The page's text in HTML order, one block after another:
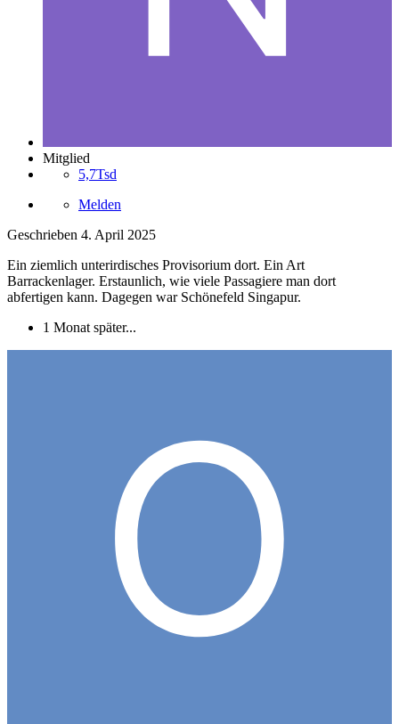
Mitglied
5,7Tsd
Melden
Geschrieben 4. April 2025
Ein ziemlich unterirdisches Provisorium dort. Ein Art
Barrackenlager. Erstaunlich, wie viele Passagiere man dort
abfertigen kann. Dagegen war Schönefeld Singapur.
1 Monat später...